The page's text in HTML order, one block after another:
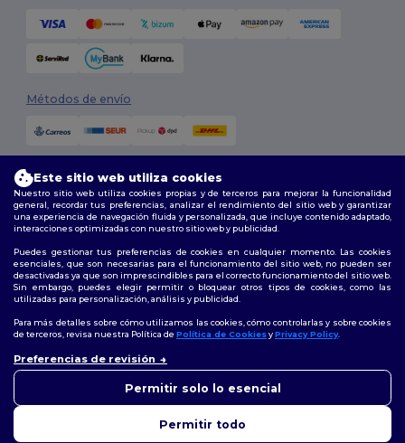
Métodos de envío
2026. Todos los derechos reservados
Términos y Condiciones| Política de personalización|Política de
Privacidad|Política de Cookies |Mapa del sitio
Síguenos
Madrid|Barcelona|Valencia|Seville|Zaragoza|Málaga|Murcia|
Alicante
Este sitio web utiliza cookies
Nuestro sitio web utiliza cookies propias y de terceros para mejorar la funcionalidad
general, recordar tus preferencias, analizar el rendimiento del sitio web y garantizar
una experiencia de navegación fluida y personalizada, que incluye contenido adaptado,
interacciones optimizadas con nuestro sitio web y publicidad.
Puedes gestionar tus preferencias de cookies en cualquier momento. Las cookies
esenciales, que son necesarias para el funcionamiento del sitio web, no pueden ser
desactivadas ya que son imprescindibles para el correcto funcionamiento del sitio web.
Sin embargo, puedes elegir permitir o bloquear otros tipos de cookies, como las
utilizadas para personalización, análisis y publicidad.
Para más detalles sobre cómo utilizamos las cookies, cómo controlarlas y sobre cookies
de terceros, revisa nuestra Política de Política de CookiesyPrivacy Policy.
Preferencias de revisión
Permitir solo lo esencial
Permitir todo
cualquier momento. Nuestro
ayudarte.